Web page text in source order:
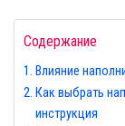
Содержание
Влияние
Как выбрать
инструкция